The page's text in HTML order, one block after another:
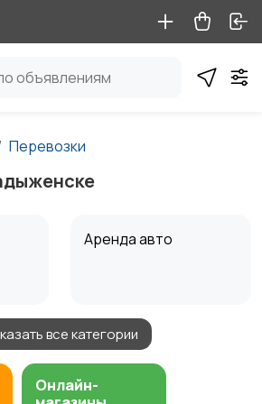
Перевозки
Аренда авто
Аренда спецтехники
все категории
Онлайн-